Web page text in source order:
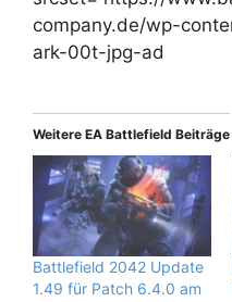
company.de/wp-
ark-00t-jpg-ad
Weitere EA Battlefield Beiträge
Battlefield 2042 Update
1.49 für Patch 6.4.0 am